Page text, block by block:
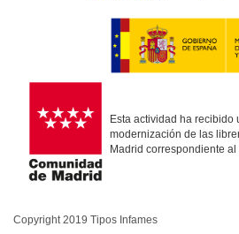
Esta actividad ha recibido
modernización de las
Madrid correspondiente al
Copyright 2019 Tipos Infames